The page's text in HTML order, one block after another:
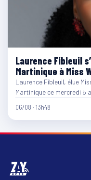
Laurence Fibleuil
Martinique à Miss
Laurence Fibleuil, élue
Martinique ce mercredi 5
06/08 · 13h48